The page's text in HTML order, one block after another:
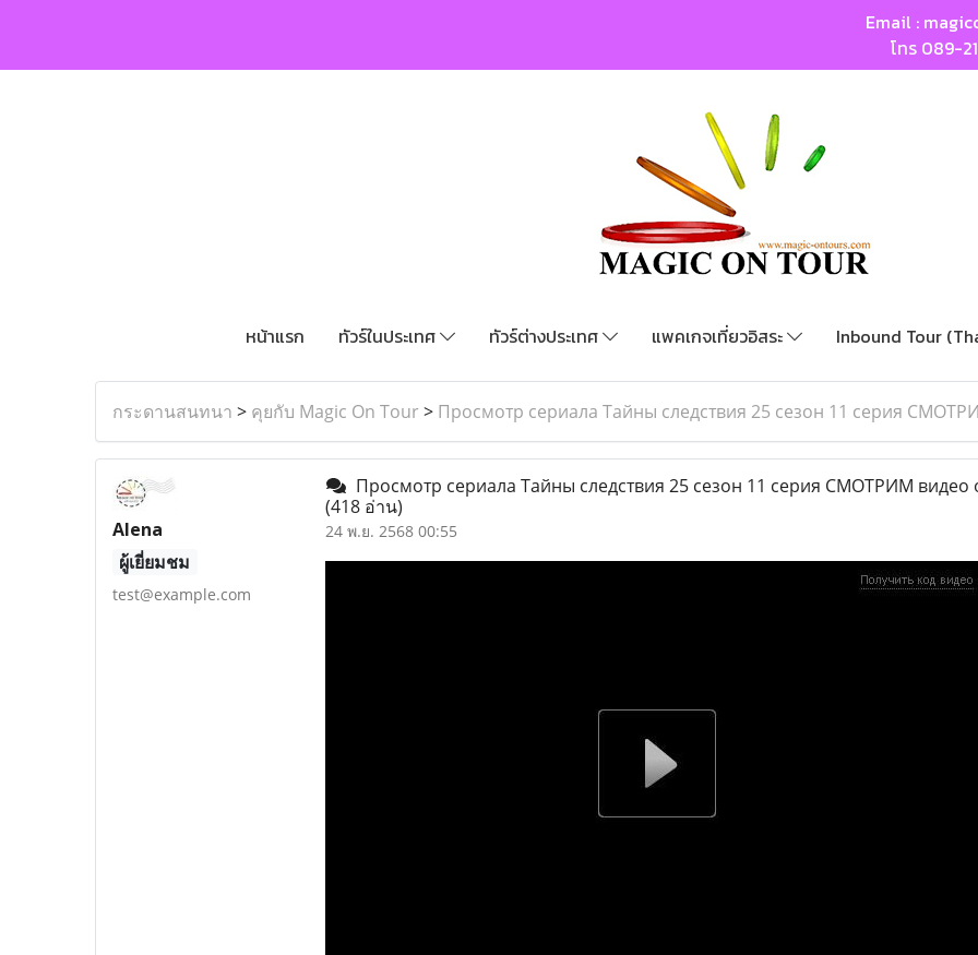
Email :
โทร 089-
หน้าแรก ทัวร์ในประเทศ ทัวร์ต่างประเทศ แพคเกจเที่ยวอิสระ Inbound Tour
กระดานสนทนา > คุยกับ Magic On Tour > Просмотр сериала Тайны следствия 25 сезон 11 серия
Alena
ผู้เยี่ยมชม
test@example.com
Просмотр сериала Тайны следствия 25 сезон 11 серия СМОТРИМ видео
(418 อ่าน)
24 พ.ย. 2568 00:55